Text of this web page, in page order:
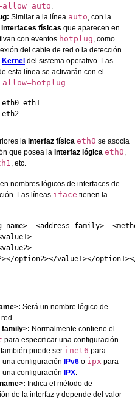
.
Similar a la línea auto, con la
interfaces físicas que aparecen en
con eventos hotplug, como
del cable de red o la detección
Kernel del sistema operativo. Las
esta línea se activarán con el
.
eth1
la interfaz física eth0 se asocia
que posea la interfaz lógica eth0,
, etc.
nombres lógicos de interfaces de
Las líneas iface tienen la
<address_family>
option2></value1></
Será un nombre lógico de
Normalmente contiene el
para especificar una configuración
puede ser inet6 para
una configuración IPv6 o ipx para
una configuración IPX.
Indica el método de
de la interfaz y depende del valor